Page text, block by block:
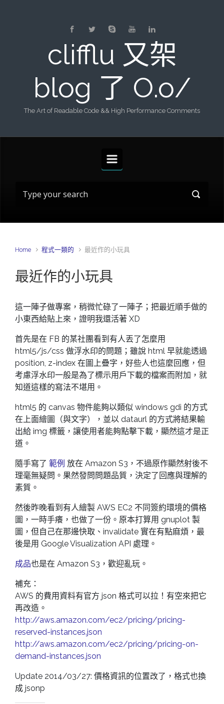
clifflu 又架
blog 了 O.o/
The Art of Readable Code && High Performance Comments
Home 程式一類的 最近作的小玩具
最近作的小玩具
這一陣子做專案，稍微忙碌了一陣子；把最近順手做的
小東西給貼上來，證明我還活著 XD
首先是在 FB 的某社團看到有人丟了怎麼用
html5/js/css 做浮水印的問題；雖說 html 早就能透過
position, z-index 在圖上疊字，好些人也這麼回應，但
考慮浮水印一般是為了標示用戶下載的檔案而附加，就
知道這樣的寫法不堪用。
html5 的 canvas 物件能夠以類似 windows gdi 的方式
在上面繪圖（與文字），並以 dataurl 的方式將結果輸
出給 img 標籤，讓使用者能夠點擊下載，顯然這才是正
道。
隨手寫了 範例 放在 Amazon S3，不過原作顯然射後不
理毫無疑問。果然發問問題品質，決定了回應與理解的
素質。
然後昨晚看到有人繪製 AWS EC2 不同簽約環境的價格
圖，一時手癢，也做了一份。原本打算用 gnuplot 製
圖，但自己在那邊快取、invalidate 實在有點麻煩，最
後是用 Google Visualization API 處理。
成品也是在 Amazon S3，歡迎亂玩。
補充：
AWS 的費用資料有官方 json 格式可以拉！有空來把它
再改造。
http://aws.amazon.com/ec2/pricing/pricing-
reserved-instances.json
http://aws.amazon.com/ec2/pricing/pricing-on-
demand-instances.json
Update 2014/03/27: 價格資訊的位置改了，格式也換
成 jsonp